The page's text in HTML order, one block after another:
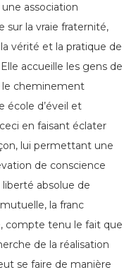
association
sur la vraie fraternité,
vérité et la pratique de
accueille les gens de
le cheminement
école d’éveil et
en faisant éclater
lui permettant une
de conscience
absolue de
la franc
compte tenu le fait que
de la réalisation
se faire de manière